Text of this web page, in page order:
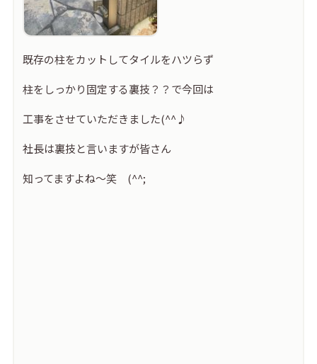
既存の柱をカットしてタイルをハツらず
柱をしっかり固定する裏技？？で今回は
工事をさせていただきました(^^♪
社長は裏技と言いますが皆さん
知ってますよね～笑 (^^;